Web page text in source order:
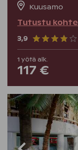
Kuusamo
Tutustu
3,9
1 yötä alk.
117 €